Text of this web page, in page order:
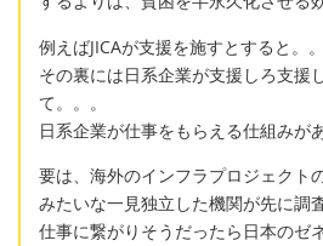
例えばJICAが支援を施すとすると。。
その裏には日系企業が支援しろ支援
て。。。
日系企業が仕事をもらえる仕組みが
要は、海外のインフラプロジェクト
みたいな一見独立した機関が先に調
仕事に繋がりそうだったら日本のゼ